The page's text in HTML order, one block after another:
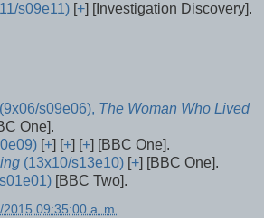
s09e11) [+] [Investigation Discovery].
s09e06), The Woman Who Lived
One].
[+] [+] [+] [BBC One].
(13x10/s13e10) [+] [BBC One].
[BBC Two].
2015 09:35:00 a. m.